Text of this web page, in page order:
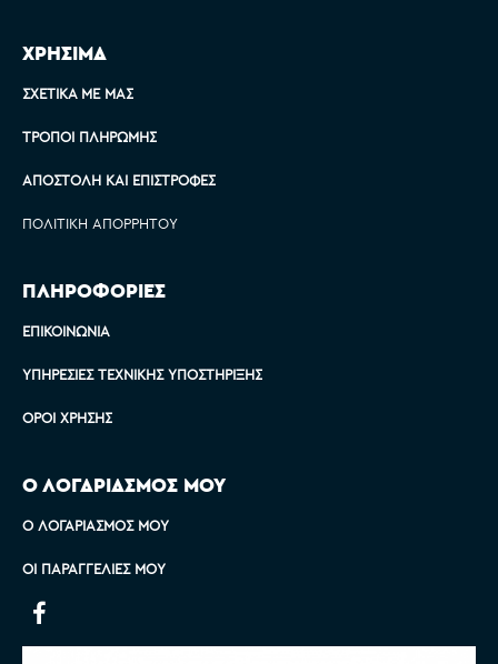
ΧΡΗΣΙΜΑ
ΣΧΕΤΙΚΆ ΜΕ ΜΑΣ
ΤΡΌΠΟΙ ΠΛΗΡΩΜΉΣ
ΑΠΟΣΤΟΛΉ ΚΑΙ ΕΠΙΣΤΡΟΦΈΣ
ΠΟΛΙΤΙΚΉ ΑΠΟΡΡΉΤΟΥ
ΠΛΗΡΟΦΟΡΙΕΣ
ΕΠΙΚΟΙΝΩΝΊΑ
ΥΠΗΡΕΣΊΕΣ ΤΕΧΝΙΚΉΣ ΥΠΟΣΤΉΡΙΞΗΣ
ΌΡΟΙ ΧΡΉΣΗΣ
Ο ΛΟΓΑΡΙΑΣΜΟΣ ΜΟΥ
Ο ΛΟΓΑΡΙΑΣΜΌΣ ΜΟΥ
ΟΙ ΠΑΡΑΓΓΕΛΊΕΣ ΜΟΥ